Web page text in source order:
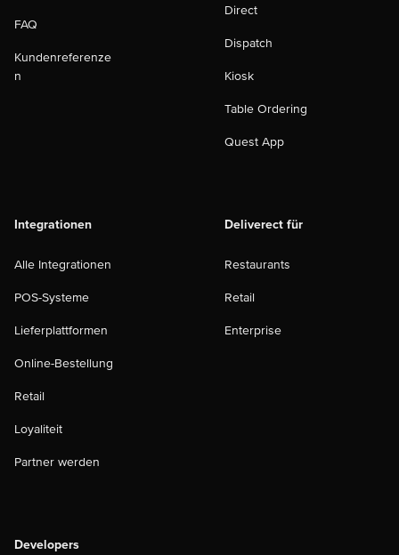
FAQ
Kundenreferenze
n
Direct
Dispatch
Kiosk
Table Ordering
Quest App
Integrationen
Alle Integrationen
POS-Systeme
Lieferplattformen
Online-Bestellung
Retail
Loyaliteit
Partner werden
Deliverect für
Restaurants
Retail
Enterprise
Developers